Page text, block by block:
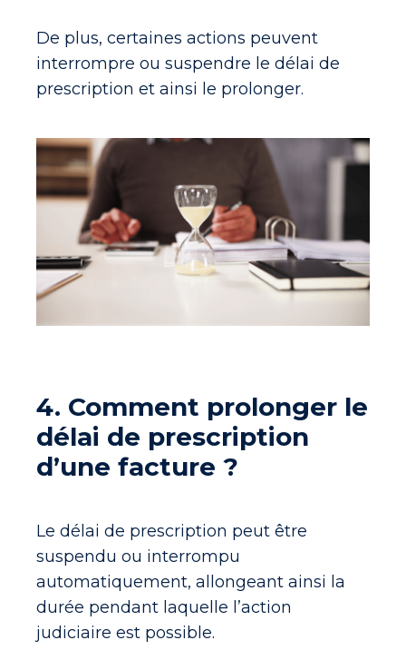
De plus, certaines actions peuvent
interrompre ou suspendre le délai de
prescription et ainsi le prolonger.
4. Comment prolonger le
délai de prescription
d’une facture ?
Le délai de prescription peut être
suspendu ou interrompu
automatiquement, allongeant ainsi la
durée pendant laquelle l’action
judiciaire est possible.